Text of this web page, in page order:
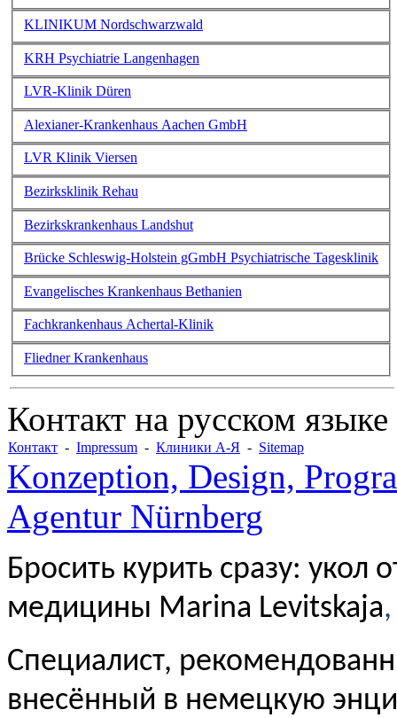
KLINIKUM Nordschwarzwald
KRH Psychiatrie Langenhagen
LVR-Klinik Düren
Alexianer-Krankenhaus Aachen GmbH
LVR Klinik Viersen
Bezirksklinik Rehau
Bezirkskrankenhaus Landshut
Brücke Schleswig-Holstein gGmbH Psychiatrische Tagesklinik
Evangelisches Krankenhaus Bethanien
Fachkrankenhaus Achertal-Klinik
Fliedner Krankenhaus
Контакт на русском
Контакт - Impressum - Клиники А-Я - Sitemap
Konzeption, Design,
Agentur Nürnberg
Бросить курить сразу: укол
медицины Marina Levitskaja,
Специалист,
внесённый в немецкую